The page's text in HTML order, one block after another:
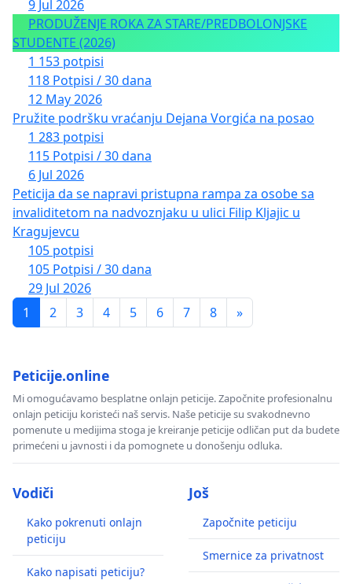
9 Jul 2026
PRODUŽENJE ROKA ZA STARE/PREDBOLONJSKE
STUDENTE (2026)
1 153 potpisi
118 Potpisi / 30 dana
12 May 2026
Pružite podršku vraćanju Dejana Vorgića na posao
1 283 potpisi
115 Potpisi / 30 dana
6 Jul 2026
Peticija da se napravi pristupna rampa za osobe sa
invaliditetom na nadvoznjaku u ulici Filip Kljajic u
Kragujevcu
105 potpisi
105 Potpisi / 30 dana
29 Jul 2026
1
2 3 4 5 6 7 8 »
Peticije.online
Mi omogućavamo besplatne onlajn peticije. Započnite profesionalnu
onlajn peticiju koristeći naš servis. Naše peticije su svakodnevno
pomenute u medijima stoga je kreiranje peticije odličan put da budete
primećeni u javnosti i da pomognete u donošenju odluka.
Vodiči
Kako pokrenuti onlajn
peticiju
Kako napisati peticiju?
Još
Započnite peticiju
Smernice za privatnost